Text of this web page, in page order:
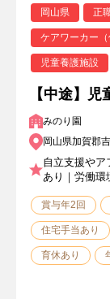
岡山県 正
ケアワーカー（
児童養護施設
【中途】
みのり園
岡山県加賀郡
自立支援やア
あり｜労働環
賞与年2回
住宅手当あり
育休あり